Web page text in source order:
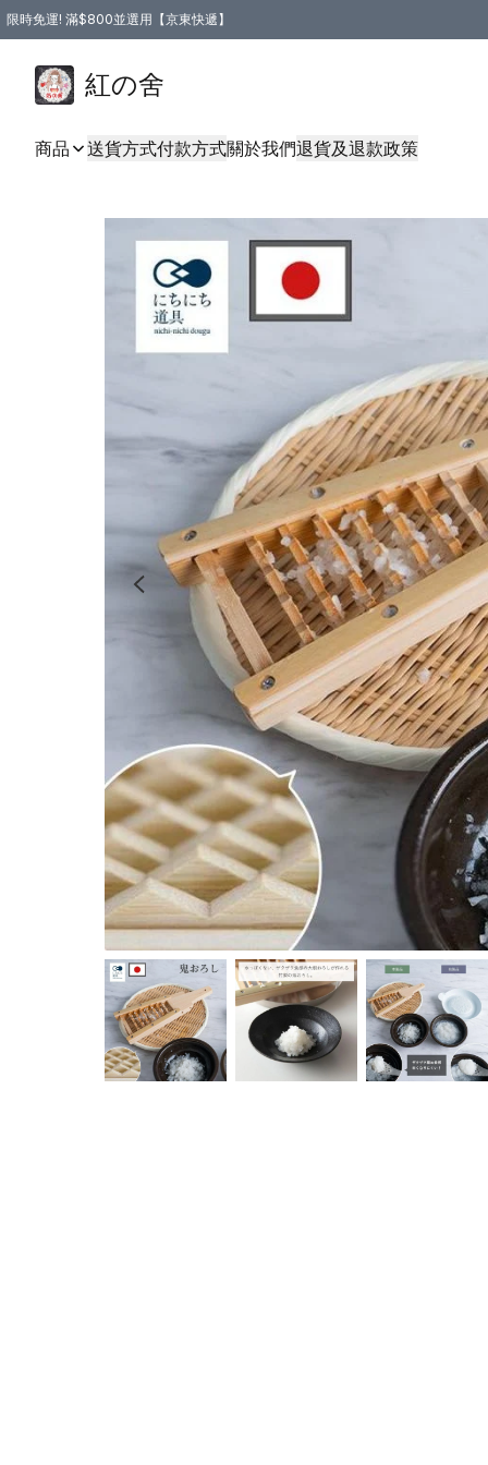
限時免運! 滿$800並選用【京東快遞】
紅の舍
商品 送貨方式付款方式關於我們退貨及退款政策